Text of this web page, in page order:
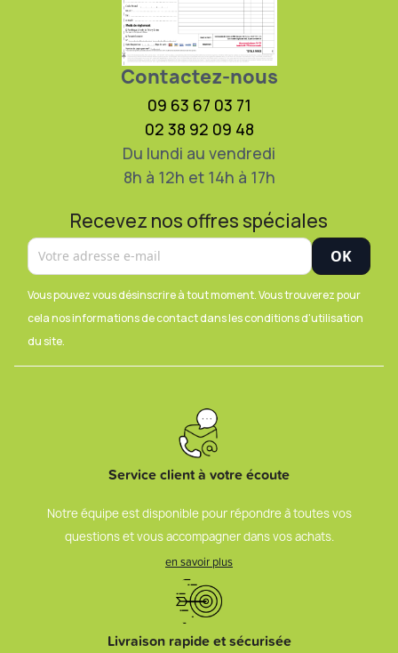
Contactez-nous
09 63 67 03 71
02 38 92 09 48
Du lundi au vendredi
8h à 12h et 14h à 17h
Recevez nos offres spéciales
Vous pouvez vous désinscrire à tout moment. Vous trouverez pour
cela nos informations de contact dans les conditions d'utilisation
du site.
Service client à votre écoute
Notre équipe est disponible pour répondre à toutes vos
questions et vous accompagner dans vos achats.
en savoir plus
Livraison rapide et sécurisée